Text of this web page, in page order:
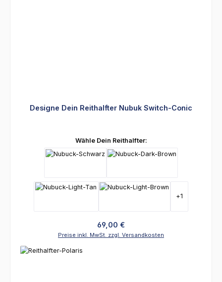
Designe Dein Reithalfter Nubuk Switch-Conic
Wähle Dein Reithalfter:auswählen
+1
Regulärer Preis:
69,00 €
Preise inkl. MwSt. zzgl. Versandkosten